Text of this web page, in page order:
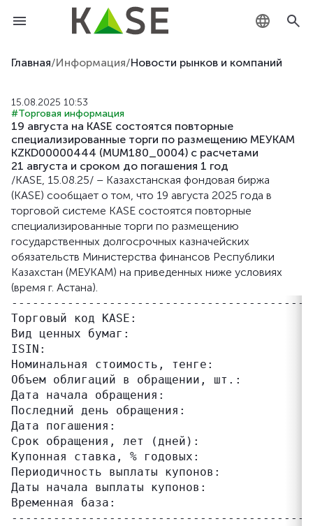
KZ
Главная/Информация/Новости рынков и компаний
15.08.2025 10:53
#Торговая информация
19 августа на KASE состоятся повторные
специализированные торги по размещению МЕУКАМ
KZKD00000444 (MUM180_0004) с расчетами
21 августа и сроком до погашения 1 год
/KASE, 15.08.25/ – Казахстанская фондовая биржа
(KASE) сообщает о том, что 19 августа 2025 года в
торговой системе KASE состоятся повторные
специализированные торги по размещению
государственных долгосрочных казначейских
обязательств Министерства финансов Республики
Казахстан (МЕУКАМ) на приведенных ниже условиях
(время г. Астана).
Торговый код KASE:
Вид ценных бумаг:
ISIN:
Номинальная стоимость, тенге:
Объем облигаций в обращении, шт.:
Дата начала обращения:
Последний день обращения:
Дата погашения:
Срок обращения, лет (дней):
Купонная ставка, % годовых:
Периодичность выплаты купонов:
Даты начала выплаты купонов:
Временная база: